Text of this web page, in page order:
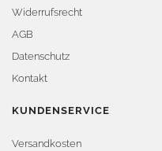
Widerrufsrecht
AGB
Datenschutz
Kontakt
KUNDENSERVICE
Versandkosten